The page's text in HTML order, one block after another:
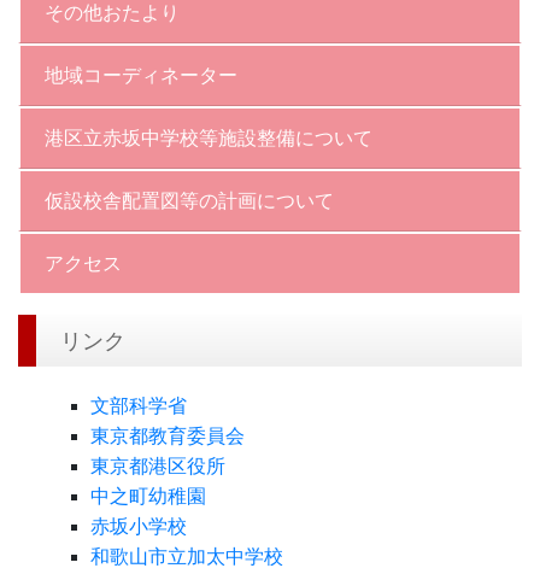
その他おたより
地域コーディネーター
港区立赤坂中学校等施設整備について
仮設校舎配置図等の計画について
アクセス
リンク
文部科学省
東京都教育委員会
東京都港区役所
中之町幼稚園
赤坂小学校
和歌山市立加太中学校